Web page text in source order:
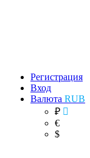
Регистрация
Вход
Валюта RUB
₽
€
$